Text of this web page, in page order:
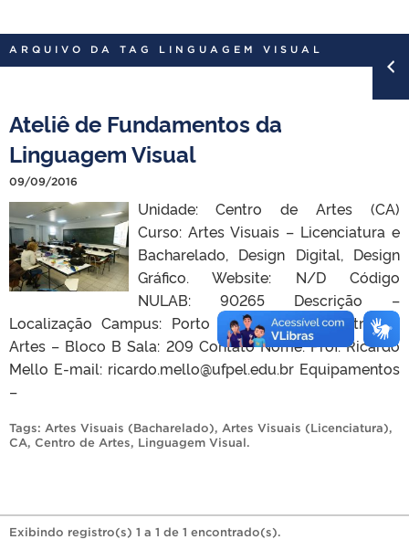
PORTARIAS
ARQUIVO DA TAG LINGUAGEM VISUAL
Ateliê de Fundamentos da
Linguagem Visual
09/09/2016
Unidade: Centro de Artes (CA)
Curso: Artes Visuais – Licenciatura e
Bacharelado, Design Digital, Design
Gráfico. Website: N/D Código
NULAB: 90265 Descrição –
Localização Campus: Porto Prédio/Bloco: Centro de
Artes – Bloco B Sala: 209 Contato Nome: Prof. Ricardo
Mello E-mail: ricardo.mello@ufpel.edu.br Equipamentos
–
Tags: Artes Visuais (Bacharelado), Artes Visuais (Licenciatura),
CA, Centro de Artes, Linguagem Visual.
Exibindo registro(s) 1 a 1 de 1 encontrado(s).